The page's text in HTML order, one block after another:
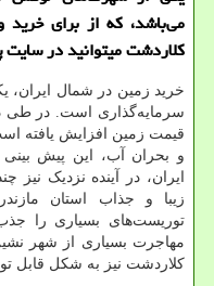
می‌باشد، که از برای
کلاردشت میتوانید در
خرید زمین در شمال ایران،
سرمایه‌گذاری است. در طی
قیمت زمین افزایش یافته
و بحران آب، این پیش
ایران، در آینده نزدیک
زیبا و جذاب استان
توریست‌های بسیاری را
مهاجرت بسیاری از شهر
کلاردشت نیز به شکل قابل